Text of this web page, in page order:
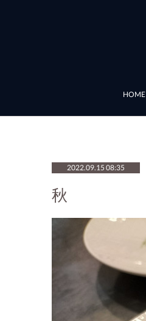
HOME
2022.09.15 08:35
秋